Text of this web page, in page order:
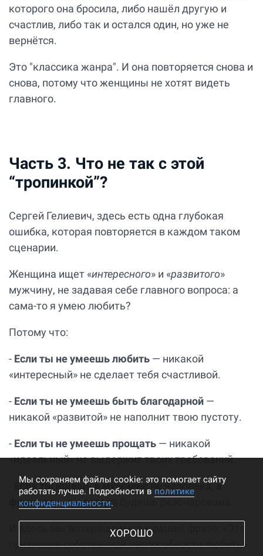
которого она бросила, либо нашёл другую и
счастлив, либо так и остался один, но уже не
вернётся.
Это "классика жанра". И она повторяется снова и
снова, потому что женщины не хотят видеть
главного.
Часть 3. Что не так с этой
“тропинкой”?
Сергей Гелиевич, здесь есть одна глубокая
ошибка, которая повторяется в каждом таком
сценарии.
Женщина ищет «интересного» и «развитого»
мужчину, не задавая себе главного вопроса: а
сама-то я умею любить?
Потому что:
- Если ты не умеешь любить — никакой
«интересный» не сделает тебя счастливой.
- Если ты не умеешь быть благодарной —
никакой «развитой» не наполнит твою пустоту.
- Если ты не умеешь прощать — никакой
«идеальный» не выдержит твоих требований.
Если ты ищешь в мужчине не человека, а
функцию— ты всегда будешь разочарована.
И здесь мы возвращаемся к вашей фразе: «Это
признание собственной неспособности любить».
Мы cохраняем файлы cookie: это помогает сайту
работать лучше. Подробности в политике
конфиденциальности.
ХОРОШО